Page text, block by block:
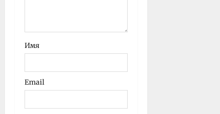
Имя
Email